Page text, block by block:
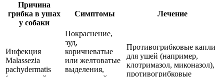
Причина
грибка в ушах
у собаки
Симптомы Лечение
Инфекция
Malassezia
pachydermatis
Покраснение,
зуд,
коричневатые
или желтоватые
выделения,
Противогрибковые капли
для ушей (например,
клотримазол, миконазол),
противогрибковые